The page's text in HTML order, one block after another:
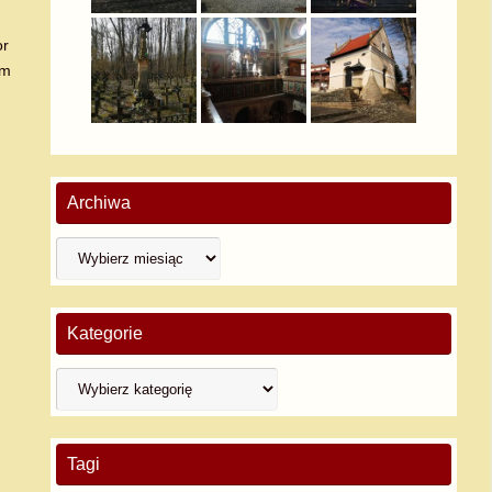
Archiwa
Kategorie
Tagi